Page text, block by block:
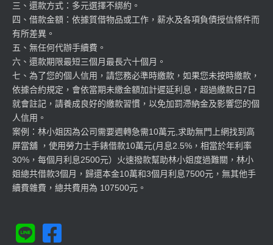
三、還款方式：多元選擇不綁約。
四、借款金額：依據質借物品或工作，薪水及各項負債授信條件而
有所差異。
五、無任何代辦手續費。
六、還款期限最短三個月最長六十個月。
七、為了您的個人信用，請您務必準時繳款，如果您未按時繳款，
依據合約規定，會依當期未繳金額加計遲延利息，超過繳款日7日
就會註記，請養成良好的繳款習慣，以免加罰滯納金及影響您的個
人信用。
案例：林小姐因為公司需要週轉急需10萬元,求助無門上網找到高
屏當舖 ，使用勞力士手錶借款10萬元(月息2.5%，相當於年利率
30%，每個月利息2500元）火速撥款幫助林小姐度過難關，林小
姐總共借款3個月，歸還本金10萬和3個月利息7500元，無其他手
續費雜費，總共費用為 107500元。